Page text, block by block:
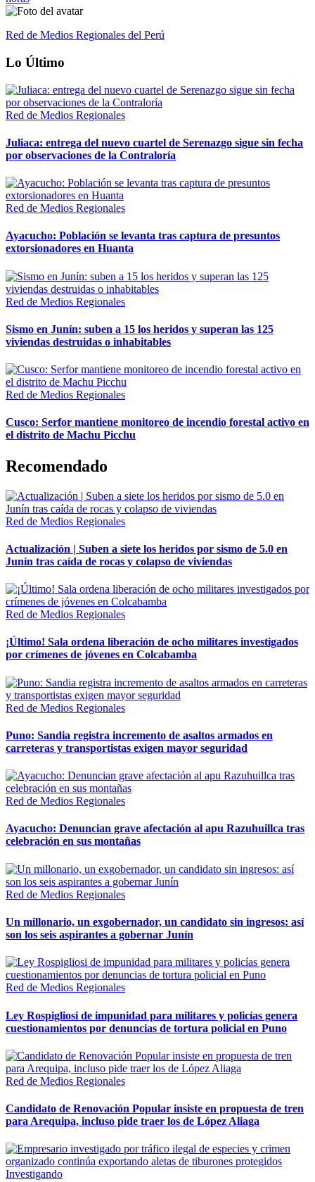
Red de Medios Regionales del Perú
Lo Último
Red de Medios Regionales
Juliaca: entrega del nuevo cuartel de Serenazgo sigue sin fecha
por observaciones de la Contraloría
Red de Medios Regionales
Ayacucho: Población se levanta tras captura de presuntos
extorsionadores en Huanta
Red de Medios Regionales
Sismo en Junín: suben a 15 los heridos y superan las 125
viviendas destruidas o inhabitables
Red de Medios Regionales
Cusco: Serfor mantiene monitoreo de incendio forestal activo en
el distrito de Machu Picchu
Recomendado
Red de Medios Regionales
Actualización | Suben a siete los heridos por sismo de 5.0 en
Junín tras caída de rocas y colapso de viviendas
Red de Medios Regionales
¡Último! Sala ordena liberación de ocho militares investigados
por crímenes de jóvenes en Colcabamba
Red de Medios Regionales
Puno: Sandia registra incremento de asaltos armados en
carreteras y transportistas exigen mayor seguridad
Red de Medios Regionales
Ayacucho: Denuncian grave afectación al apu Razuhuillca tras
celebración en sus montañas
Red de Medios Regionales
Un millonario, un exgobernador, un candidato sin ingresos: así
son los seis aspirantes a gobernar Junín
Red de Medios Regionales
Ley Rospigliosi de impunidad para militares y policías genera
cuestionamientos por denuncias de tortura policial en Puno
Red de Medios Regionales
Candidato de Renovación Popular insiste en propuesta de tren
para Arequipa, incluso pide traer los de López Aliaga
Investigando